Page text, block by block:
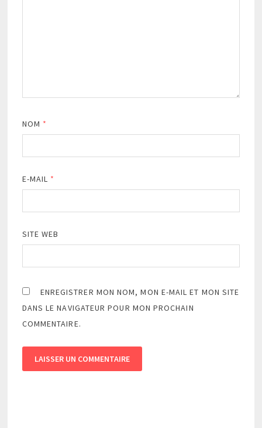
NOM *
E-MAIL *
SITE WEB
ENREGISTRER MON NOM, MON E-MAIL ET MON SITE
DANS LE NAVIGATEUR POUR MON PROCHAIN
COMMENTAIRE.